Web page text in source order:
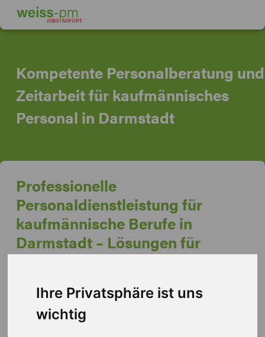
Ihre Privatsphäre ist uns
wichtig
Kompetente Personalberatung und
Zeitarbeit für kaufmännisches
Personal in Darmstadt
Professionelle
Personaldienstleistung für
kaufmännische Berufe in
Darmstadt – Lösungen für
Unternehmen und Bewerbende
Ob Unternehmen qualifizierte Fachkräfte im
kaufmännischen Bereich suchen oder Bewerbende neue
berufliche Perspektiven in Darmstadt anstreben – Weiss